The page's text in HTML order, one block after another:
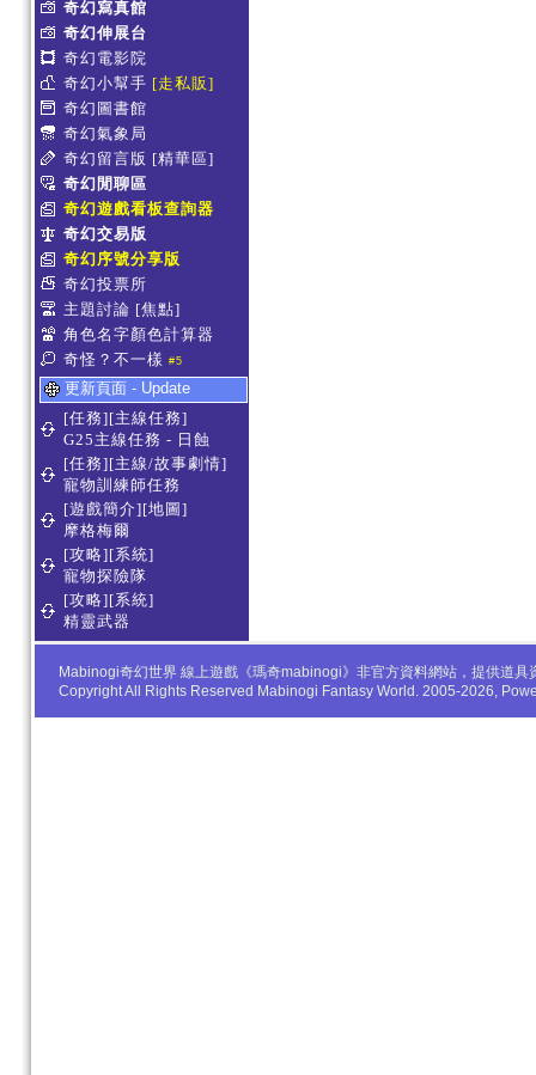
奇幻寫真館
奇幻伸展台
奇幻電影院
奇幻小幫手 [走私販]
奇幻圖書館
奇幻氣象局
奇幻留言版 [精華區]
奇幻閒聊區
奇幻遊戲看板查詢器
奇幻交易版
奇幻序號分享版
奇幻投票所
主題討論 [焦點]
角色名字顏色計算器
奇怪？不一樣 #5
更新頁面 - Update
[任務][主線任務]
G25主線任務 - 日蝕
[任務][主線/故事劇情]
寵物訓練師任務
[遊戲簡介][地圖]
摩格梅爾
[攻略][系統]
寵物探險隊
[攻略][系統]
精靈武器
Mabinogi奇幻世界 線上遊戲《瑪奇mabinogi》非官方資料網站，提供道
Copyright All Rights Reserved Mabinogi Fantasy World. 2005-2026,